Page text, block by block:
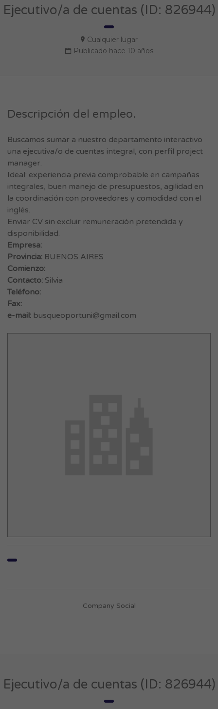
Ejecutivo/a de cuentas (ID: 826944)
Cualquier lugar
Publicado hace 10 años
Descripción del empleo.
Buscamos sumar a nuestro departamento interactivo
una ejecutiva/o de cuentas integral, con perfil project
manager.
Ideal: experiencia previa comprobable en campañas
integrales, buen manejo de presupuestos, agilidad en
la coordinación con proveedores y comodidad con el
inglés.
Enviar CV sin excluir remuneración pretendida y
disponibilidad.
Empresa:
Provincia: BUENOS AIRES
Comienzo:
Contacto: Silvia
Teléfono:
Fax:
e-mail: busqueoportuni@gmail.com
Company Social
Ejecutivo/a de cuentas (ID: 826944)